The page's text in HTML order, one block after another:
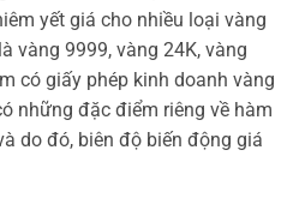
yết giá cho nhiều loại vàng
vàng 9999, vàng 24K, vàng
có giấy phép kinh doanh vàng
những đặc điểm riêng về hàm
do đó, biên độ biến động giá